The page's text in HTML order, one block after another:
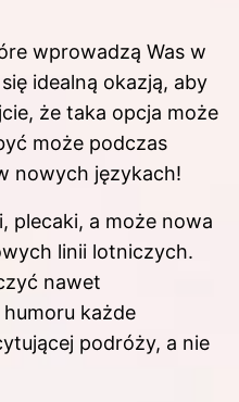
wprowadzą Was w
idealną okazją, aby
że taka opcja może
może podczas
nowych językach!
plecaki, a może nowa
linii lotniczych.
nawet
każde
podróży, a nie